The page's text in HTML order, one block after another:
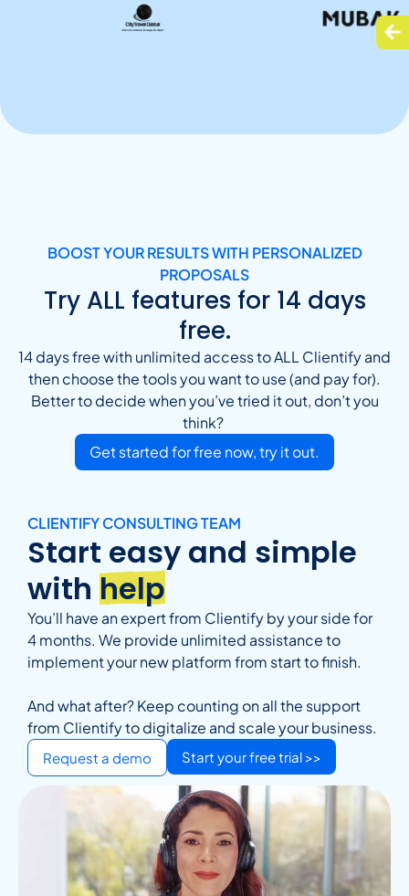
BOOST YOUR RESULTS WITH PERSONALIZED
PROPOSALS
Try ALL features for 14 days
free.
14 days free with unlimited access to ALL Clientify and
then choose the tools you want to use (and pay for).
Better to decide when you’ve tried it out, don’t you
think?
Get started for free now, try it out.
CLIENTIFY CONSULTING TEAM
Start easy and simple
with help
You’ll have an expert from Clientify by your side for
4 months. We provide unlimited assistance to
implement your new platform from start to finish.
And what after? Keep counting on all the support
from Clientify to digitalize and scale your business.
Request a demo Start your free trial >>